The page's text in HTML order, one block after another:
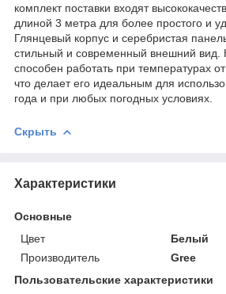
комплект поставки входят
длиной 3 метра для более простого и
Глянцевый корпус и серебристая
стильный и современный внешний вид.
способен работать при температурах
что делает его идеальным для
года и при любых погодных условиях.
Скрыть
Характеристики
Основные
Цвет
Белый
Производитель
Gree
Пользовательские характеристики